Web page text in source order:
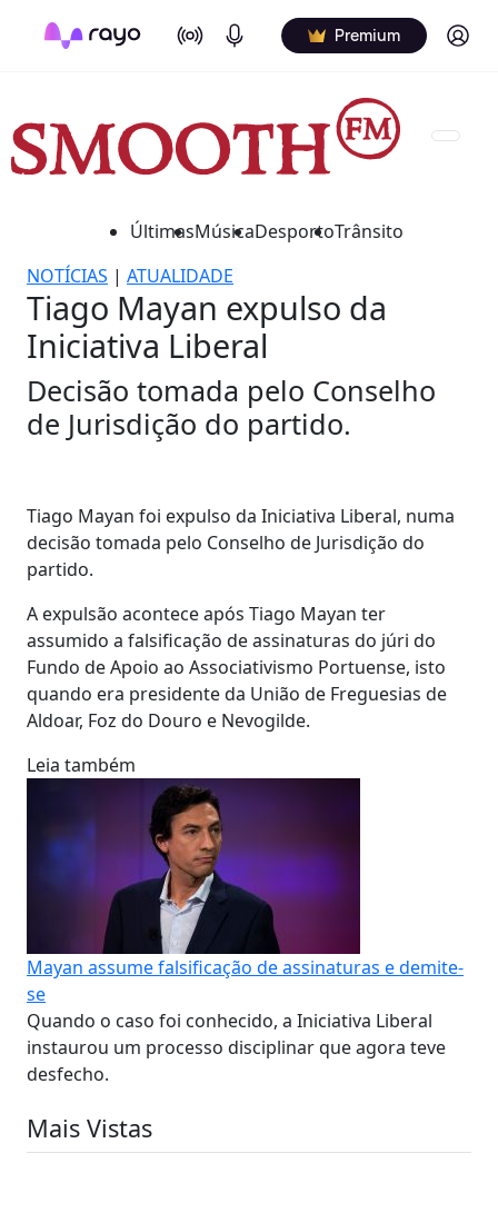
On Air Podcasts Premium Log in
ÚltimasMúsicaDesportoTrânsito
NOTÍCIAS | ATUALIDADE
Tiago Mayan expulso da
Iniciativa Liberal
Decisão tomada pelo Conselho
de Jurisdição do partido.
Tiago Mayan foi expulso da Iniciativa Liberal, numa
decisão tomada pelo Conselho de Jurisdição do
partido.
A expulsão acontece após Tiago Mayan ter
assumido a falsificação de assinaturas do júri do
Fundo de Apoio ao Associativismo Portuense, isto
quando era presidente da União de Freguesias de
Aldoar, Foz do Douro e Nevogilde.
Leia também
Mayan assume falsificação de assinaturas e demite-
se
Quando o caso foi conhecido, a Iniciativa Liberal
instaurou um processo disciplinar que agora teve
desfecho.
Mais Vistas